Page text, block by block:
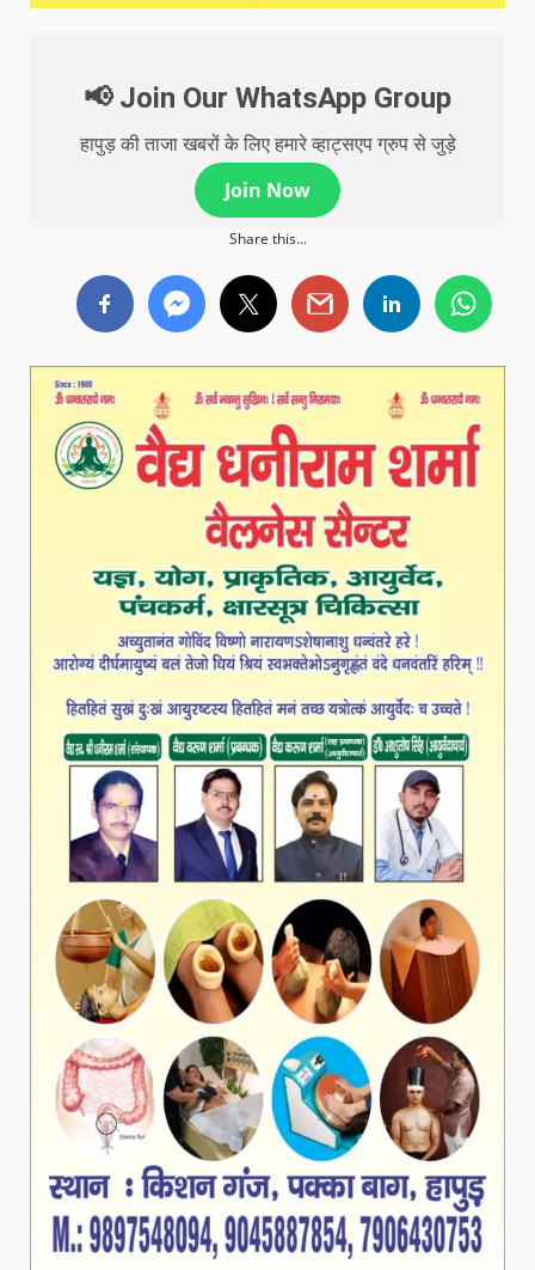
📢 Join Our WhatsApp Group
हापुड़ की ताजा खबरों के लिए हमारे व्हाट्सएप ग्रुप से जुड़े
Join Now
Share this...